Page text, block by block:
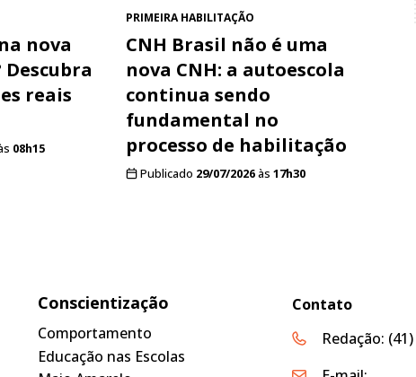
nova
Descubra
reais
08h15
PRIMEIRA HABILITAÇÃO
CNH Brasil não é uma
nova CNH: a autoescola
continua sendo
fundamental no
processo de habilitação
Publicado 29/07/2026às 17h30
Conscientização
Comportamento
Educação nas Escolas
Contato
Redação: (41)